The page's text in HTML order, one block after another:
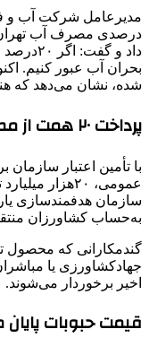
درصدی مصرف آب تهران
داد و
شده، نشان می‌دهد که
پرداخت ۲۰ همت از مطالبات گندمکاران
با تأمین اعتبار
عمومی، ۲۰هزار
سازمان هدفمندسازی
به‌حساب کشاورزان
گندمکارانی که محصول
جهادکشاورزی یا
اخیر برخوردار می‌شوند.
قیمت حبوبات